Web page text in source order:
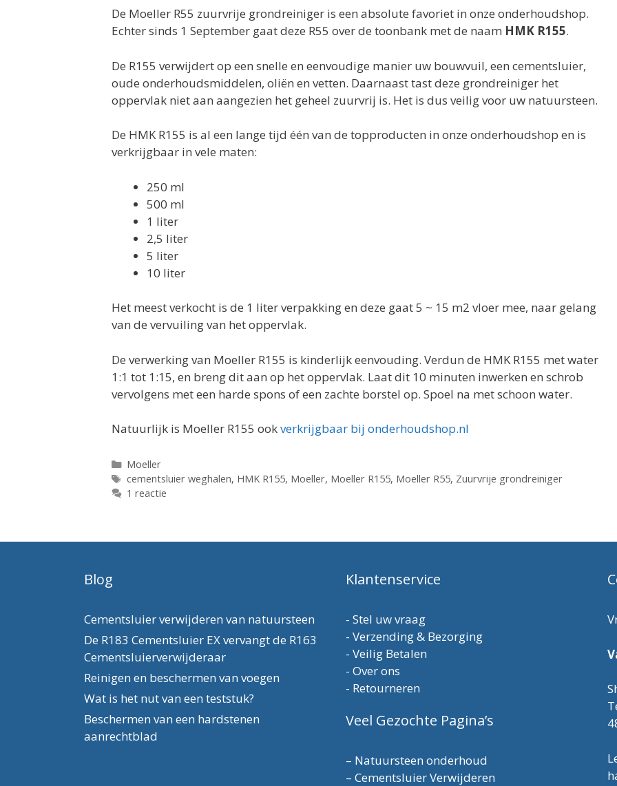
De Moeller R55 zuurvrije grondreiniger is een absolute favoriet in onze onderhoudshop.
Echter sinds 1 September gaat deze R55 over de toonbank met de naam HMK R155.
De R155 verwijdert op een snelle en eenvoudige manier uw bouwvuil, een cementsluier,
oude onderhoudsmiddelen, oliën en vetten. Daarnaast tast deze grondreiniger het
oppervlak niet aan aangezien het geheel zuurvrij is. Het is dus veilig voor uw natuursteen.
De HMK R155 is al een lange tijd één van de topproducten in onze onderhoudshop en is
verkrijgbaar in vele maten:
250 ml
500 ml
1 liter
2,5 liter
5 liter
10 liter
Het meest verkocht is de 1 liter verpakking en deze gaat 5 ~ 15 m2 vloer mee, naar gelang
van de vervuiling van het oppervlak.
De verwerking van Moeller R155 is kinderlijk eenvouding. Verdun de HMK R155 met water
1:1 tot 1:15, en breng dit aan op het oppervlak. Laat dit 10 minuten inwerken en schrob
vervolgens met een harde spons of een zachte borstel op. Spoel na met schoon water.
Natuurlijk is Moeller R155 ookverkrijgbaar bij onderhoudshop.nl
Categorieën
Moeller
Tags
cementsluier weghalen, HMK R155, Moeller, Moeller R155, Moeller R55, Zuurvrije grondreiniger
1 reactie
Blog
Cementsluier verwijderen van natuursteen
De R183 Cementsluier EX vervangt de R163
Cementsluierverwijderaar
Reinigen en beschermen van voegen
Wat is het nut van een teststuk?
Beschermen van een hardstenen
aanrechtblad
Klantenservice
- Stel uw vraag
- Verzending & Bezorging
- Veilig Betalen
- Over ons
- Retourneren
Veel Gezochte Pagina’s
– Natuursteen onderhoud
– Cementsluier Verwijderen